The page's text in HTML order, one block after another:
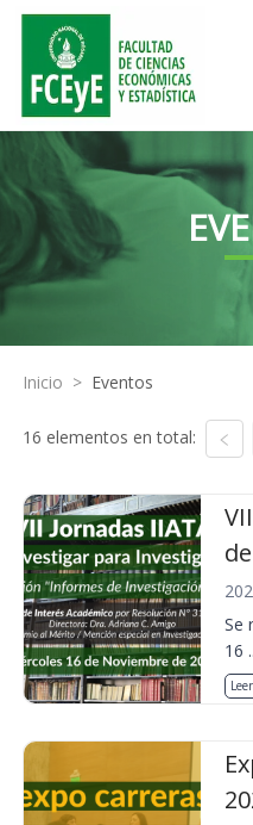
Inicio > Eventos
16 elementos en total:
Se
16